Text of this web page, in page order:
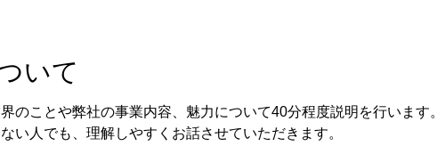
いて
のことや弊社の事業内容、魅力について40分程度説明を行います。
い人でも、理解しやすくお話させていただきます。